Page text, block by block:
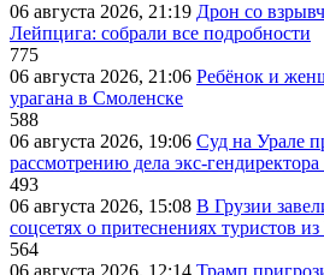
06 августа 2026, 21:19 Дрон со
Лейпцига: собрали все подробности
775
06 августа 2026, 21:06 Ребёнок и
урагана в Смоленске
588
06 августа 2026, 19:06 Суд на Урале
рассмотрению дела экс-
493
06 августа 2026, 15:08 В Грузии
соцсетях о притеснениях туристов
564
06 августа 2026, 12:14 Трамп